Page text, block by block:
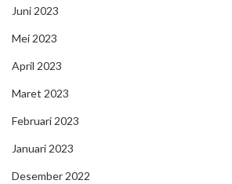
Juni 2023
Mei 2023
April 2023
Maret 2023
Februari 2023
Januari 2023
Desember 2022